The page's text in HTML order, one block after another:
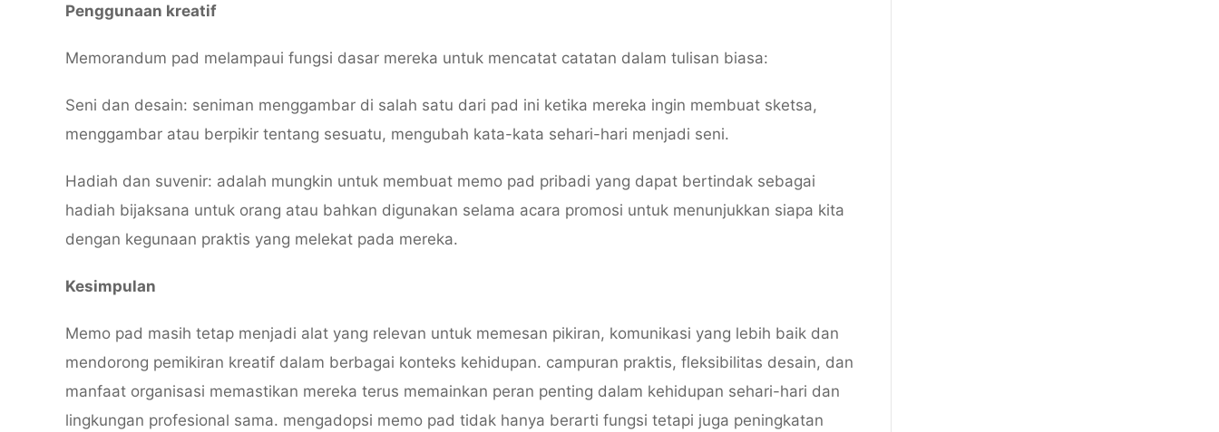
Penggunaan kreatif
Memorandum pad melampaui fungsi dasar mereka untuk mencatat catatan dalam tulisan biasa:
Seni dan desain: seniman menggambar di salah satu dari pad ini ketika mereka ingin membuat sketsa,
menggambar atau berpikir tentang sesuatu, mengubah kata-kata sehari-hari menjadi seni.
Hadiah dan suvenir: adalah mungkin untuk membuat memo pad pribadi yang dapat bertindak sebagai
hadiah bijaksana untuk orang atau bahkan digunakan selama acara promosi untuk menunjukkan siapa kita
dengan kegunaan praktis yang melekat pada mereka.
Kesimpulan
Memo pad masih tetap menjadi alat yang relevan untuk memesan pikiran, komunikasi yang lebih baik dan
mendorong pemikiran kreatif dalam berbagai konteks kehidupan. campuran praktis, fleksibilitas desain, dan
manfaat organisasi memastikan mereka terus memainkan peran penting dalam kehidupan sehari-hari dan
lingkungan profesional sama. mengadopsi memo pad tidak hanya berarti fungsi tetapi juga peningkatan